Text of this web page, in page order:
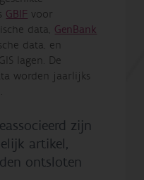
GBIF voor
data, GenBank
data, en
lagen. De
worden jaarlijks
zijn
artikel,
ontsloten